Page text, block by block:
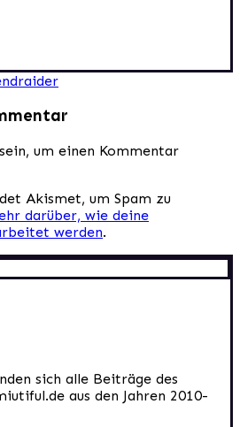
sein, um einen Kommentar
Akismet, um Spam zu
darüber, wie deine
werden.
sich alle Beiträge des
aus den Jahren 2010-